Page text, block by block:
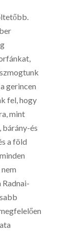
gerincen
fel, hogy
mint
bárány-és
a föld